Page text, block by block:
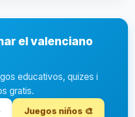
el valenciano
educativos, quizes i
gratis.
Juegos niños 🎨